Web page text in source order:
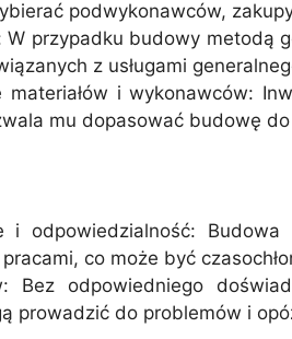
podwykonawców,
W przypadku budowy metodą
z usługami
materiałów i wykonawców:
mu dopasować budowę
i odpowiedzialność:
co może być
Bez odpowiedniego
prowadzić do problemów i